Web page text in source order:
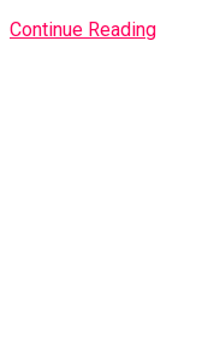
Continue Reading